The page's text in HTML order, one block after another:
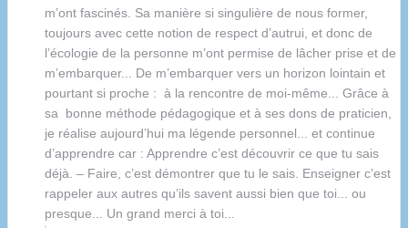
m’ont fascinés. Sa manière si singulière de nous former,
toujours avec cette notion de respect d’autrui, et donc de
l’écologie de la personne m’ont permise de lâcher prise et de
m’embarquer... De m’embarquer vers un horizon lointain et
pourtant si proche : à la rencontre de moi-même... Grâce à
sa bonne méthode pédagogique et à ses dons de praticien,
je réalise aujourd’hui ma légende personnel... et continue
d’apprendre car : Apprendre c’est découvrir ce que tu sais
déjà. – Faire, c’est démontrer que tu le sais. Enseigner c’est
rappeler aux autres qu’ils savent aussi bien que toi... ou
presque... Un grand merci à toi...